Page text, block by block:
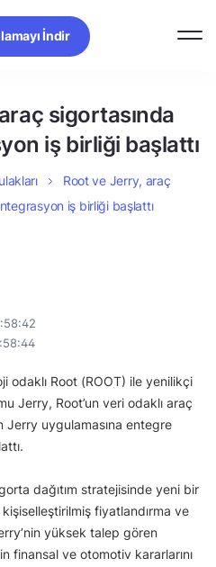
İndir
sigortasında
iş birliği başlattı
Root ve Jerry, araç
iş birliği başlattı
odaklı Root (ROOT) ile yenilikçi
Jerry, Root’un veri odaklı araç
Jerry uygulamasına entegre
dağıtım stratejisinde yeni bir
kişiselleştirilmiş fiyatlandırma ve
yüksek talep gören
finansal ve otomotiv kararlarını